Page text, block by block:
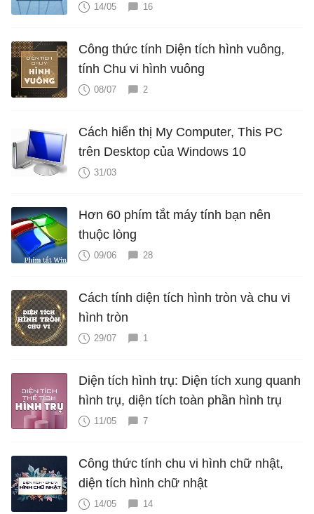
14/05 16
Công thức tính Diện tích hình vuông,
tính Chu vi hình vuông
08/07 2
Cách hiển thị My Computer, This PC
trên Desktop của Windows 10
31/03
Hơn 60 phím tắt máy tính bạn nên
thuộc lòng
09/06 28
Cách tính diện tích hình tròn và chu vi
hình tròn
29/07 1
Diện tích hình trụ: Diện tích xung quanh
hình trụ, diện tích toàn phần hình trụ
11/05 7
Công thức tính chu vi hình chữ nhật,
diện tích hình chữ nhật
14/05 14